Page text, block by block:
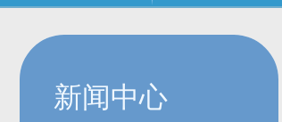
新闻中心